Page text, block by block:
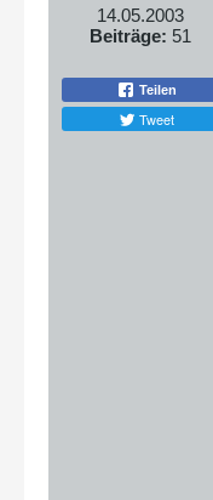
14.05.2003
Beiträge: 51
Teilen
Tweet